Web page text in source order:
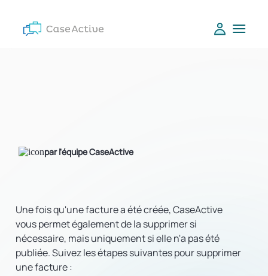
par l'équipe CaseActive
Une fois qu'une facture a été créée, CaseActive
vous permet également de la supprimer si
nécessaire, mais uniquement si elle n'a pas été
publiée. Suivez les étapes suivantes pour supprimer
une facture :